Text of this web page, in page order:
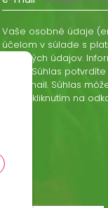
Vaše osobné údaje
účelom v súlade s
osobných údajov.
rokov. Súhlas
váš email. Súhlas
alebo kliknutím na